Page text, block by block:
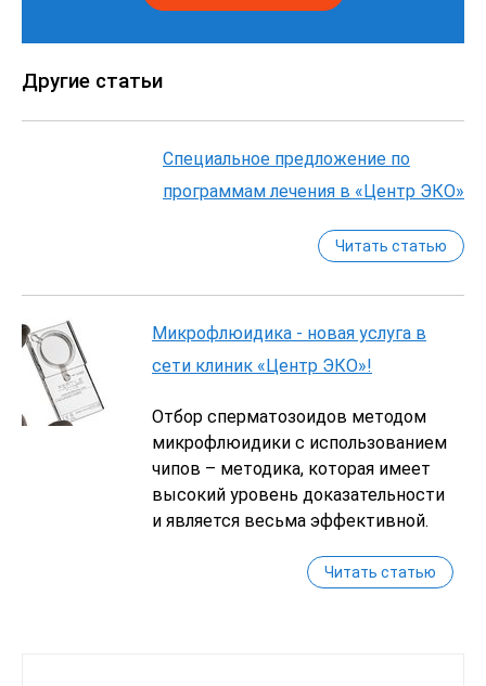
Другие статьи
Специальное предложение по
программам лечения в «Центр ЭКО»
Читать статью
Микрофлюидика - новая услуга в
сети клиник «Центр ЭКО»!
Отбор сперматозоидов методом
микрофлюидики с использованием
чипов – методика, которая имеет
высокий уровень доказательности
и является весьма эффективной.
Читать статью